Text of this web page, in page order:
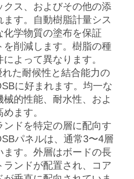
クス、およびその他の添
ます。自動樹脂計量シス
化学物質の塗布を保証
を削減します。樹脂の種
よって異なります。
た耐候性と結合能力の
に好まれます。均一な
的性能、耐水性、およ
ます。
ンドを特定の層に配向す
パネルは、通常3〜4層
ます。外層はボードの長
ランドが配置され、コア